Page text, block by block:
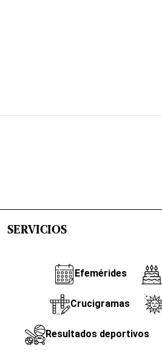
SERVICIOS
Efemérides
Crucigramas
Resultados deportivos